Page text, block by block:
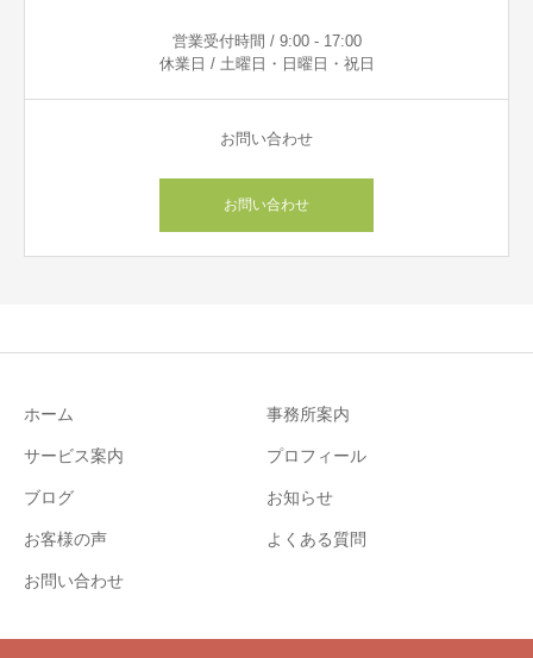
営業受付時間 / 9:00 - 17:00
休業日 / 土曜日・日曜日・祝日
お問い合わせ
お問い合わせ
ホーム 事務所案内
サービス案内 プロフィール
ブログ お知らせ
お客様の声 よくある質問
お問い合わせ